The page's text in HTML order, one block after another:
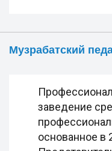
Музрабатский
заведение
основанное в